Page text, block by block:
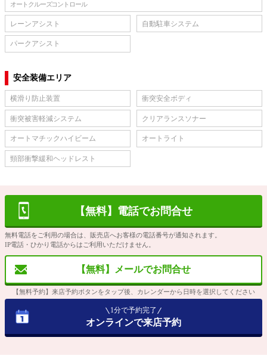
オートクルーズコントロール
レーンアシスト 自動駐車システム
パークアシスト
安全装備エリア
横滑り防止装置 衝突安全ボディ
衝突被害軽減システム クリアランスソナー
オートマチックハイビーム オートライト
頸部衝撃緩和ヘッドレスト
【無料】電話でお問合せ
無料電話をご利用の場合は、販売店へお客様の電話番号が通知されます。
IP電話・ひかり電話からはご利用いただけません。
【無料】メールでお問合せ
【無料予約】来店予約ボタンをタップ後、カレンダーから日時を選択してください
1分で予約完了
オンラインで来店予約